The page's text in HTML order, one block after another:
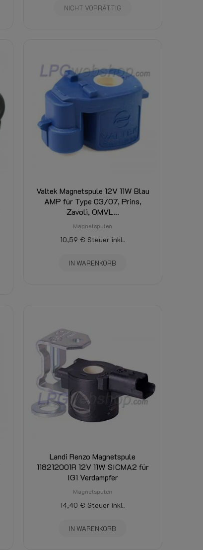
NICHT VORRÄTTIG
Valtek Magnetspule 12V 11W Blau
AMP für Type 03/07, Prins,
Zavoli, OMVL...
Magnetspulen
10,59 € Steuer inkl.
IN WARENKORB
Landi Renzo Magnetspule
118212001R 12V 11W SICMA2 für
IG1 Verdampfer
Magnetspulen
14,40 € Steuer inkl.
IN WARENKORB